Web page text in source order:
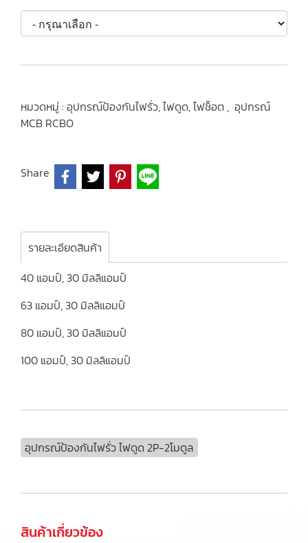
หมวดหมู่ : อุปกรณ์ป้องกันไฟรั่ว, ไฟดูด, ไฟช็อต , อุปกรณ์
MCB RCBO
Share
รายละเอียดสินค้า
40 แอมป์, 30 มิลลิแอมป์
63 แอมป์, 30 มิลลิแอมป์
80 แอมป์, 30 มิลลิแอมป์
100 แอมป์, 30 มิลลิแอมป์
อุปกรณ์ป้องกันไฟรั่ว ไฟดูด 2P-2โมดูล
สินค้าเกี่ยวข้อง